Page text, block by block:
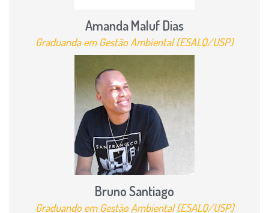
Amanda Maluf Dias
Graduanda em Gestão Ambiental (ESALQ/USP)
Bruno Santiago
Graduando em Gestão Ambiental (ESALQ/USP)